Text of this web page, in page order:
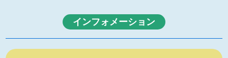
インフォメーション